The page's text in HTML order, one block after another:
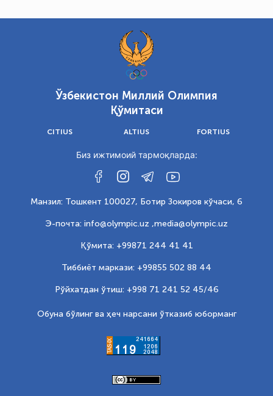
Ўзбекистон Миллий Олимпия
Қўмитаси
CITIUS ALTIUS FORTIUS
Биз ижтимоий тармоқларда:
Манзил: Тошкент 100027, Ботир Зокиров кўчаси, 6
Э-почта: info@olympic.uz ,media@olympic.uz
Қўмита: +99871 244 41 41
Тиббиёт маркази: +99855 502 88 44
Рўйхатдан ўтиш: +998 71 241 52 45/46
Обуна бўлинг ва ҳеч нарсани ўтказиб юборманг